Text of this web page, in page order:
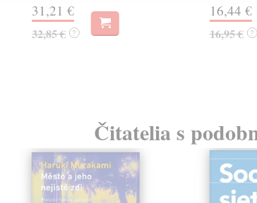
31,21 €
32,85 € ?
16,44 €
16,95 € ?
Čitatelia s